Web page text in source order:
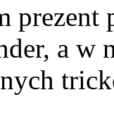
prezent
a w